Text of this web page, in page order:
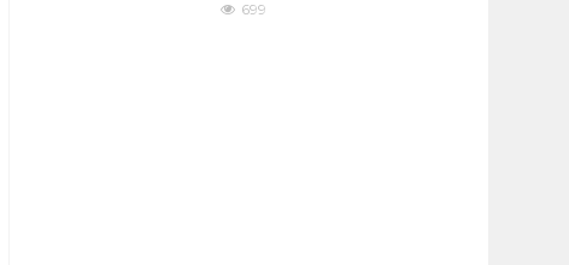
699